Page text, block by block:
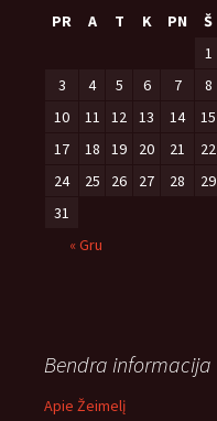
PR
A T K PN Š
1
3
4 5 6 7 8
10
11 12 13 14 15
17
18 19 20 21 22
24
25 26 27 28 29
31
« Gru
Bendra informacija
Apie Žeimelį